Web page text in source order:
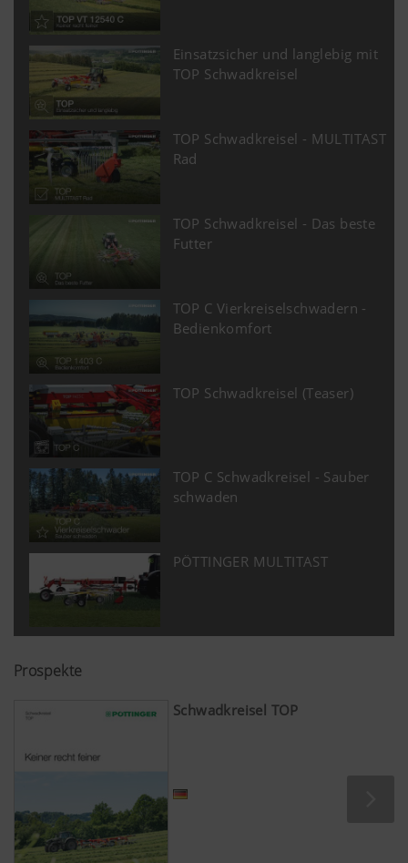
Einsatzsicher und langlebig mit
TOP Schwadkreisel
TOP Schwadkreisel - MULTITAST
Rad
TOP Schwadkreisel - Das beste
Futter
TOP C Vierkreiselschwadern -
Bedienkomfort
TOP Schwadkreisel (Teaser)
TOP C Schwadkreisel - Sauber
schwaden
PÖTTINGER MULTITAST
Prospekte
Schwadkreisel TOP